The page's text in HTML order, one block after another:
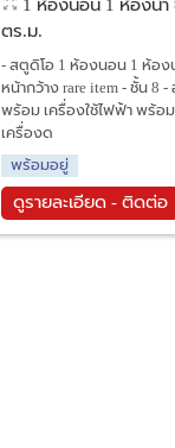
1 ห้องนอน 1 ห้องน้
ตร.ม.
- สตูดิโอ 1 ห้องนอน 1 ห้อง
หน้ากว้าง rare item - ชั้น 8 -
พร้อม เครื่องใช้ไฟฟ้า พร้อม
เครื่องด
พร้อมอยู่
ดูรายละเอียด - ติดต่อ